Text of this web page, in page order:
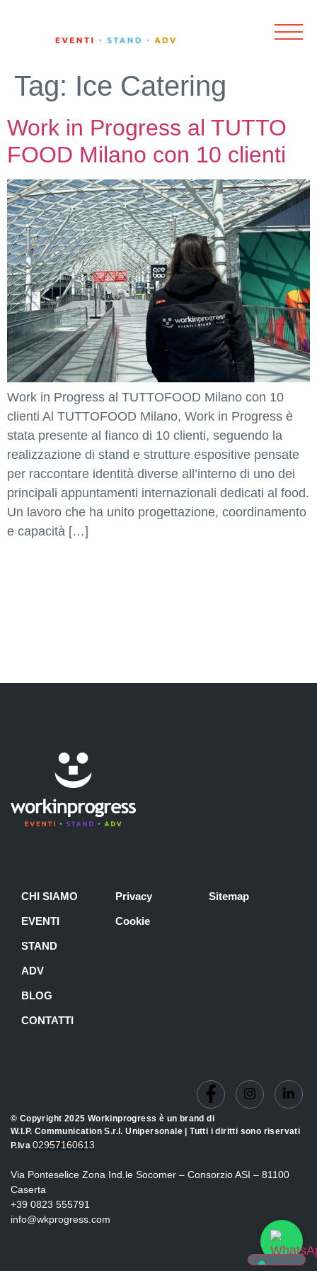
Tag: Ice Catering
Work in Progress al TUTTO
FOOD Milano con 10 clienti
Work in Progress al TUTTOFOOD Milano con 10
clienti Al TUTTOFOOD Milano, Work in Progress è
stata presente al fianco di 10 clienti, seguendo la
realizzazione di stand e strutture espositive pensate
per raccontare identità diverse all’interno di uno dei
principali appuntamenti internazionali dedicati al food.
Un lavoro che ha unito progettazione, coordinamento
e capacità […]
CHI SIAMO
EVENTI
STAND
ADV
BLOG
CONTATTI
Privacy
Cookie
Sitemap
© Copyright 2025 Workinprogress è un brand di
W.I.P. Communication S.r.l. Unipersonale | Tutti i diritti sono riservati
P.Iva02957160613
Via Ponteselice Zona Ind.le Socomer – Consorzio ASI – 81100
Caserta
+39 0823 555791
info@wkprogress.com